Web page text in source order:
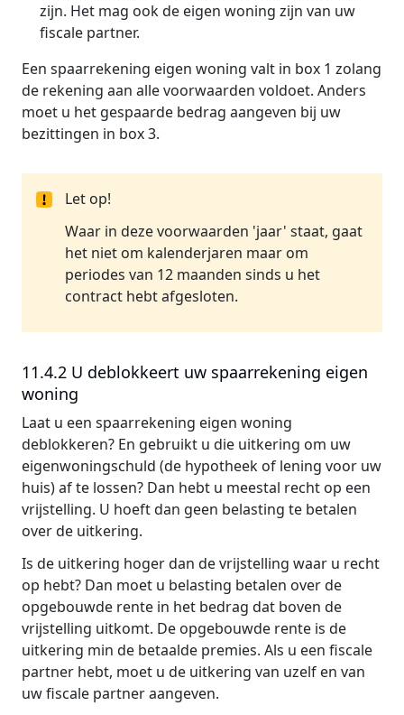
zijn. Het mag ook de eigen woning zijn van uw
fiscale partner.
Een spaarrekening eigen woning valt in box 1 zolang
de rekening aan alle voorwaarden voldoet. Anders
moet u het gespaarde bedrag aangeven bij uw
bezittingen in box 3.
Let op!
Waar in deze voorwaarden 'jaar' staat, gaat
het niet om kalenderjaren maar om
periodes van 12 maanden sinds u het
contract hebt afgesloten.
11.4.2 U deblokkeert uw spaarrekening eigen
woning
Laat u een spaarrekening eigen woning
deblokkeren? En gebruikt u die uitkering om uw
eigenwoningschuld (de hypotheek of lening voor uw
huis) af te lossen? Dan hebt u meestal recht op een
vrijstelling. U hoeft dan geen belasting te betalen
over de uitkering.
Is de uitkering hoger dan de vrijstelling waar u recht
op hebt? Dan moet u belasting betalen over de
opgebouwde rente in het bedrag dat boven de
vrijstelling uitkomt. De opgebouwde rente is de
uitkering min de betaalde premies. Als u een fiscale
partner hebt, moet u de uitkering van uzelf en van
uw fiscale partner aangeven.